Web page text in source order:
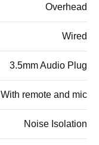
Overhead
Wired
3.5mm Audio Plug
With remote and mic
Noise Isolation